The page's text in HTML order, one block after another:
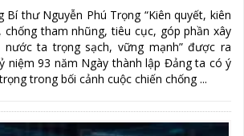
Bí thư Nguyễn Phú Trọng “Kiên quyết, kiên
tham nhũng, tiêu cục, góp phần xây
ta trọng sạch, vững mạnh” được ra
niệm 93 năm Ngày thành lập Đảng ta có ý
trong bối cảnh cuộc chiến chống ...